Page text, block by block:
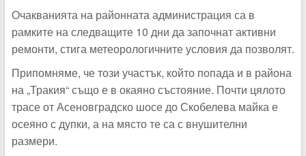
Очакванията на районната администрация са в
рамките на следващите 10 дни да започнат активни
ремонти, стига метеорологичните условия да позволят.
Припомняме, че този участък, който попада и в района
на „Тракия“ също е в окаяно състояние. Почти цялото
трасе от Асеновградско шосе до Скобелева майка е
осеяно с дупки, а на място те са с внушителни
размери.